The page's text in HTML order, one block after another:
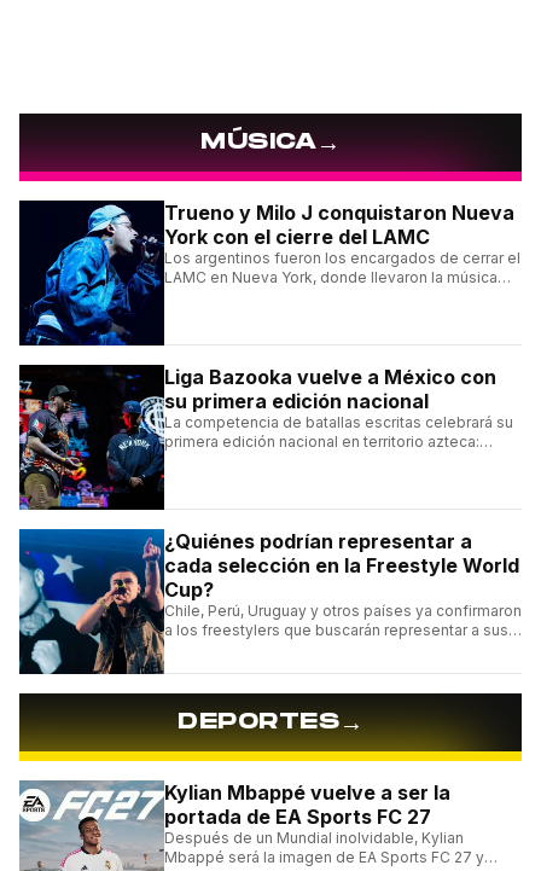
MÚSICA→
Trueno y Milo J conquistaron Nueva
York con el cierre del LAMC
Los argentinos fueron los encargados de cerrar el
LAMC en Nueva York, donde llevaron la música
Liga Bazooka vuelve a México con
su primera edición nacional
La competencia de batallas escritas celebrará su
primera edición nacional en territorio azteca:
¿Quiénes podrían representar a
cada selección en la Freestyle World
Cup?
Chile, Perú, Uruguay y otros países ya confirmaron
a los freestylers que buscarán representar a sus
DEPORTES→
Kylian Mbappé vuelve a ser la
portada de EA Sports FC 27
Después de un Mundial inolvidable, Kylian
Mbappé será la imagen de EA Sports FC 27 y